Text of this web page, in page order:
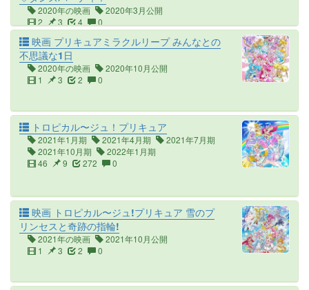
2020年の映画
2020年3月公開
2
3 4 0
映画 プリキュアミラクルリープ みんなとの
不思議な1日
2020年の映画
2020年10月公開
1
3 2 0
トロピカル〜ジュ！プリキュア
2021年1月期 2021年4月期
2021年7月期
2021年10月期
2022年1月期
46
9 272 0
映画 トロピカル〜ジュ!プリキュア 雪のプ
リンセスと奇跡の指輪!
2021年の映画
2021年10月公開
1
3 2 0